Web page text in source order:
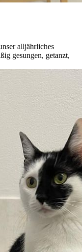
alljährliches
gesungen, getanzt,